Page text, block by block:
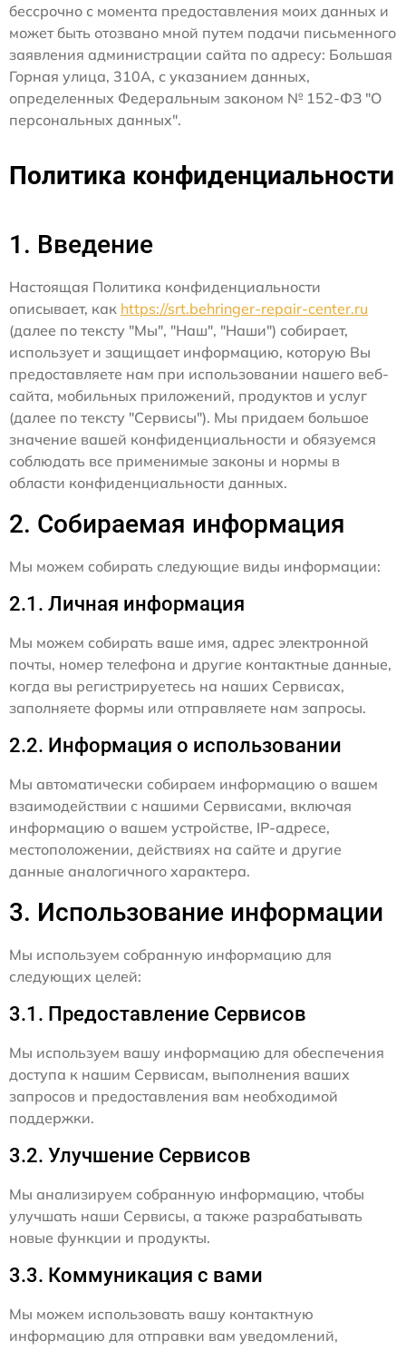
бессрочно с момента предоставления моих данных и
может быть отозвано мной путем подачи письменного
заявления администрации сайта по адресу: Большая
Горная улица, 310А, с указанием данных,
определенных Федеральным законом № 152-ФЗ "О
персональных данных".
Политика конфиденциальности
1. Введение
Настоящая Политика конфиденциальности
описывает, как https://srt.behringer-repair-center.ru
(далее по тексту "Мы", "Наш", "Наши") собирает,
использует и защищает информацию, которую Вы
предоставляете нам при использовании нашего веб-
сайта, мобильных приложений, продуктов и услуг
(далее по тексту "Сервисы"). Мы придаем большое
значение вашей конфиденциальности и обязуемся
соблюдать все применимые законы и нормы в
области конфиденциальности данных.
2. Собираемая информация
Мы можем собирать следующие виды информации:
2.1. Личная информация
Мы можем собирать ваше имя, адрес электронной
почты, номер телефона и другие контактные данные,
когда вы регистрируетесь на наших Сервисах,
заполняете формы или отправляете нам запросы.
2.2. Информация о использовании
Мы автоматически собираем информацию о вашем
взаимодействии с нашими Сервисами, включая
информацию о вашем устройстве, IP-адресе,
местоположении, действиях на сайте и другие
данные аналогичного характера.
3. Использование информации
Мы используем собранную информацию для
следующих целей:
3.1. Предоставление Сервисов
Мы используем вашу информацию для обеспечения
доступа к нашим Сервисам, выполнения ваших
запросов и предоставления вам необходимой
поддержки.
3.2. Улучшение Сервисов
Мы анализируем собранную информацию, чтобы
улучшать наши Сервисы, а также разрабатывать
новые функции и продукты.
3.3. Коммуникация с вами
Мы можем использовать вашу контактную
информацию для отправки вам уведомлений,